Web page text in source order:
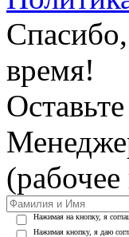
время!
Нажимая на кнопку, я
Нажимая кнопку, я даю